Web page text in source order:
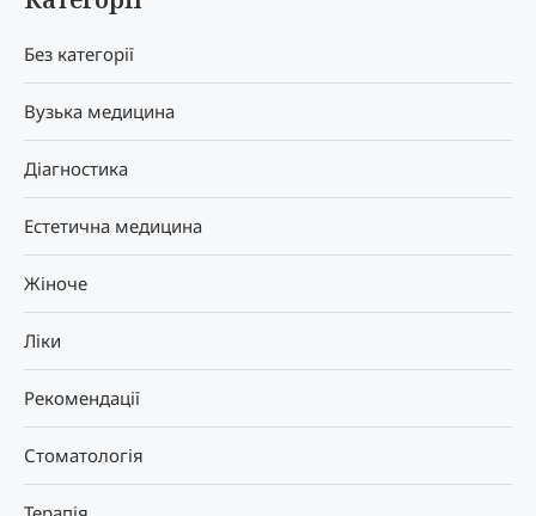
Без категорії
Вузька медицина
Діагностика
Естетична медицина
Жіноче
Ліки
Рекомендації
Стоматологія